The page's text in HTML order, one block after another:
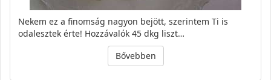
Nekem ez a finomság nagyon bejött, szerintem Ti is
odalesztek érte! Hozzávalók 45 dkg liszt…
Bővebben